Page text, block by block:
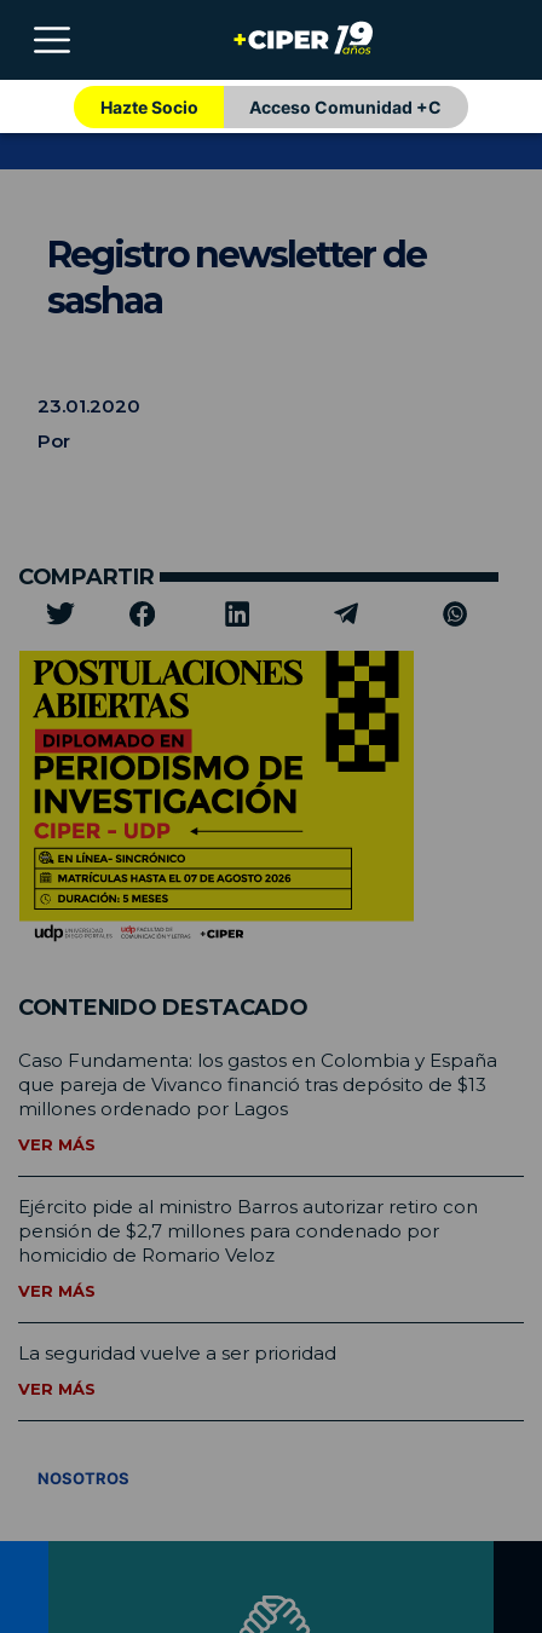
Hazte Socio Acceso Comunidad +C
Registro newsletter de
sashaa
23.01.2020
Por
COMPARTIR
CONTENIDO DESTACADO
Caso Fundamenta: los gastos en Colombia y España
que pareja de Vivanco financió tras depósito de $13
millones ordenado por Lagos
VER MÁS
Ejército pide al ministro Barros autorizar retiro con
pensión de $2,7 millones para condenado por
homicidio de Romario Veloz
VER MÁS
La seguridad vuelve a ser prioridad
VER MÁS
NOSOTROS